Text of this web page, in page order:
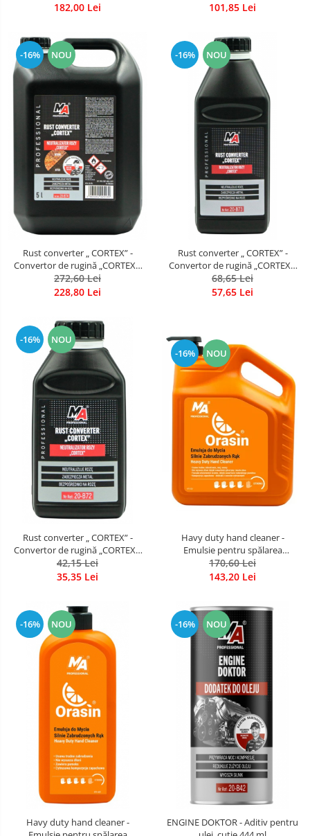
ml
182,00 Lei
ml
101,85 Lei
-16% NOU
Rust converter „ CORTEX” -
Convertor de rugină „CORTEX”,
bidon 5 L
272,60 Lei
228,80 Lei
-16% NOU
Rust converter „ CORTEX” -
Convertor de rugină „CORTEX”,
bidon 1L
68,65 Lei
57,65 Lei
-16% NOU
Rust converter „ CORTEX” -
Convertor de rugină „CORTEX”,
bidon 500 ml
42,15 Lei
35,35 Lei
-16% NOU
Havy duty hand cleaner -
Emulsie pentru spălarea
mâinilor foarte murdare, fara
apa. bidon cu pompita 5,00 kg
170,60 Lei
143,20 Lei
-16% NOU
Havy duty hand cleaner -
-16% NOU
ENGINE DOKTOR - Aditiv pentru